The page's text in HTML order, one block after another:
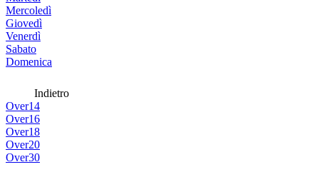
Mercoledì
Giovedì
Venerdì
Sabato
Domenica
Indietro
Over14
Over16
Over18
Over20
Over30